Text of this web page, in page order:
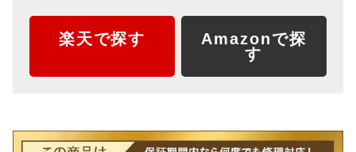
楽天で探す
Amazonで探
す